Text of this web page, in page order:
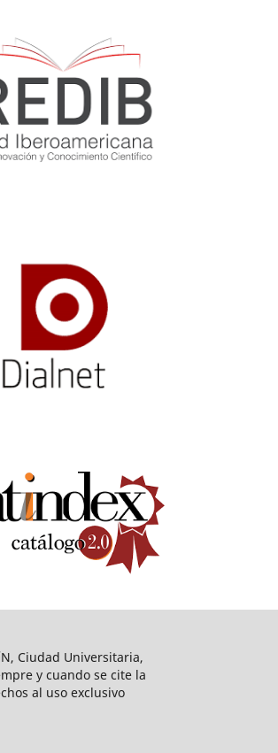
Ciudad Universitaria,
y cuando se cite la
al uso exclusivo